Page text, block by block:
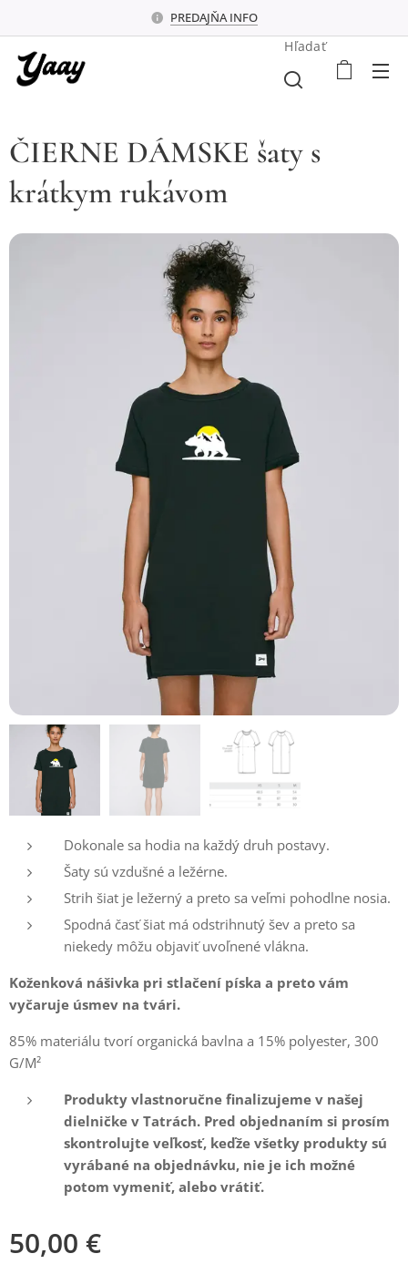
PREDAJŇA INFO
Hľadať
ČIERNE DÁMSKE šaty s
krátkym rukávom
Dokonale sa hodia na každý druh postavy.
Šaty sú vzdušné a ležérne.
Strih šiat je ležerný a preto sa veľmi pohodlne nosia.
Spodná časť šiat má odstrihnutý šev a preto sa
niekedy môžu objaviť uvoľnené vlákna.
Koženková nášivka pri stlačení píska a preto vám
vyčaruje úsmev na tvári.
85% materiálu tvorí organická bavlna a 15% polyester, 300
G/M²
Produkty vlastnoručne finalizujeme v našej
dielničke v Tatrách. Pred objednaním si prosím
skontrolujte veľkosť, keďže všetky produkty sú
vyrábané na objednávku, nie je ich možné
potom vymeniť, alebo vrátiť.
50,00 €